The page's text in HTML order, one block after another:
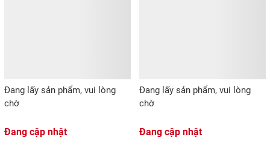
Đang lấy sản phẩm, vui lòng
chờ
Đang cập nhật
Đang lấy sản phẩm, vui lòng
chờ
Đang cập nhật